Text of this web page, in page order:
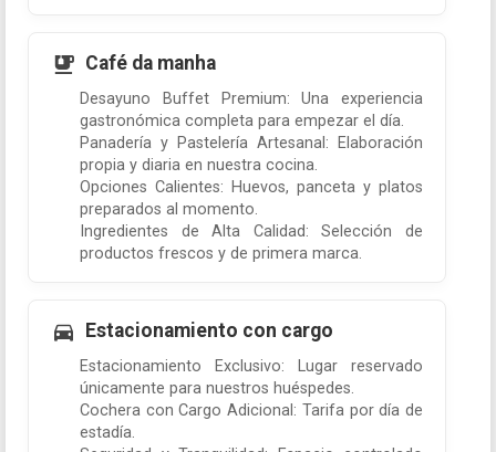
Café da manha
Desayuno Buffet Premium: Una experiencia
gastronómica completa para empezar el día.
Panadería y Pastelería Artesanal: Elaboración
propia y diaria en nuestra cocina.
Opciones Calientes: Huevos, panceta y platos
preparados al momento.
Ingredientes de Alta Calidad: Selección de
productos frescos y de primera marca.
Estacionamiento con cargo
Estacionamiento Exclusivo: Lugar reservado
únicamente para nuestros huéspedes.
Cochera con Cargo Adicional: Tarifa por día de
estadía.